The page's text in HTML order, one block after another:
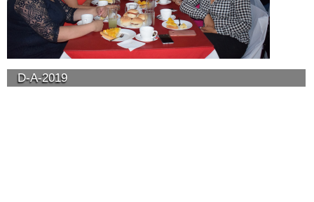
D-A-2019